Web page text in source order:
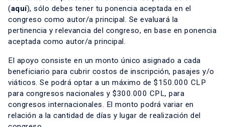
(aquí), sólo debes tener tu ponencia aceptada en el
congreso como autor/a principal. Se evaluará la
pertinencia y relevancia del congreso, en base en ponencia
aceptada como autor/a principal.
El apoyo consiste en un monto único asignado a cada
beneficiario para cubrir costos de inscripción, pasajes y/o
viáticos. Se podrá optar a un máximo de $150.000 CLP
para congresos nacionales y $300.000 CPL, para
congresos internacionales. El monto podrá variar en
relación a la cantidad de días y lugar de realización del